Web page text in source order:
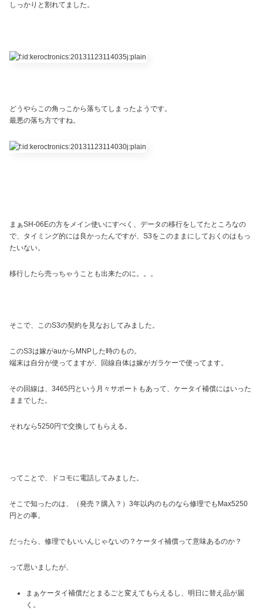
しっかりと割れてました。
どうやらこの角っこから落ちてしまったようです。
最悪の落ち方ですね。
まぁSH-06Eの方をメイン使いにすべく、データの移行をしてたところなの
で、タイミング的には良かったんですが、S3をこのままにしておくのはもっ
たいない。
移行したら売っちゃうことも出来たのに。。。
そこで、このS3の契約を見なおしてみました。
このS3は嫁がauからMNPした時のもの。
端末は自分が使ってますが、回線自体は嫁がガラケーで使ってます。
その回線は、3465円という月々サポートもあって、ケータイ補償にはいった
ままでした。
それなら5250円で交換してもらえる。
ってことで、ドコモに電話してみました。
そこで知ったのは、（発売？購入？）3年以内のものなら修理でもMax5250
円との事。
だったら、修理でもいいんじゃないの？ケータイ補償って意味あるのか？
って思いましたが、
まぁケータイ補償だとまるごと変えてもらえるし、明日に替え品が届
く。